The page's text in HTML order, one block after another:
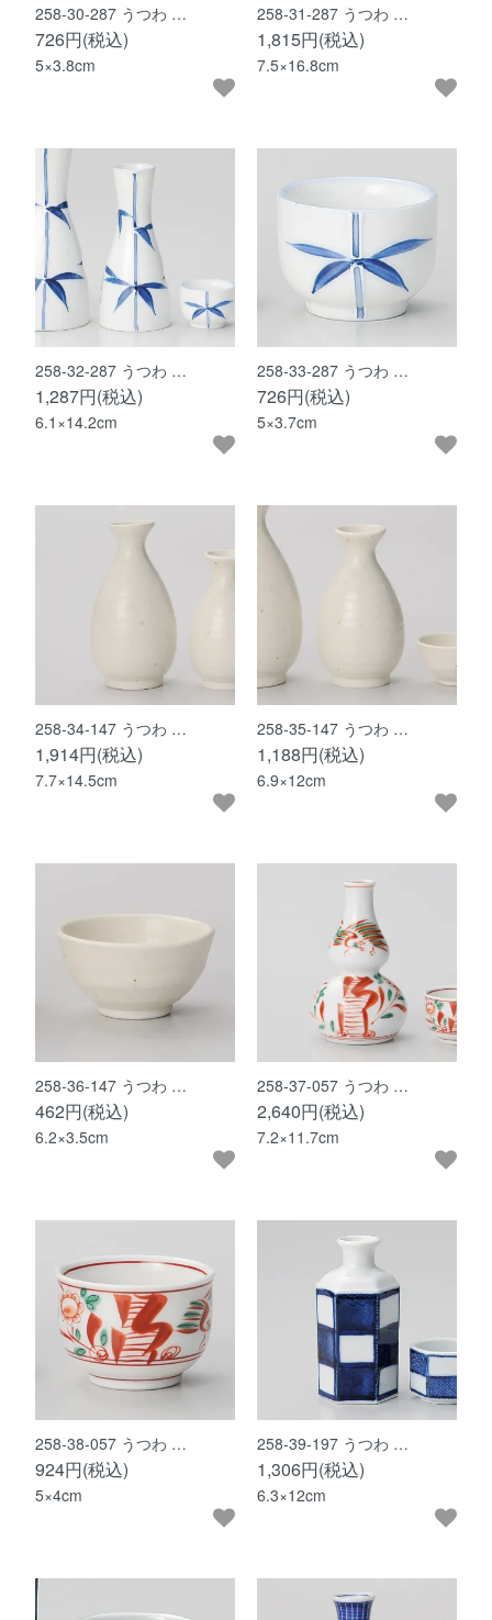
258-30-287 うつわ …
726円(税込)
5×3.8cm
258-31-287 うつわ …
1,815円(税込)
7.5×16.8cm
258-32-287 うつわ …
1,287円(税込)
6.1×14.2cm
258-33-287 うつわ …
726円(税込)
5×3.7cm
258-34-147 うつわ …
1,914円(税込)
7.7×14.5cm
258-35-147 うつわ …
1,188円(税込)
6.9×12cm
258-36-147 うつわ …
462円(税込)
6.2×3.5cm
258-37-057 うつわ …
2,640円(税込)
7.2×11.7cm
258-38-057 うつわ …
924円(税込)
5×4cm
258-39-197 うつわ …
1,306円(税込)
6.3×12cm